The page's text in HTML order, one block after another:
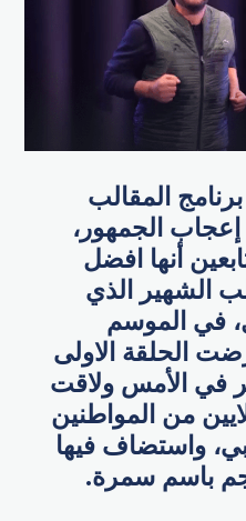
المقالب
الجمهور،
أنها افضل
الشهير الذي
في الموسم
2024، وعرضت الحلقة الاولى
في الأمس ولاقت
من المواطنين
واستضاف فيها
باسم سمرة.